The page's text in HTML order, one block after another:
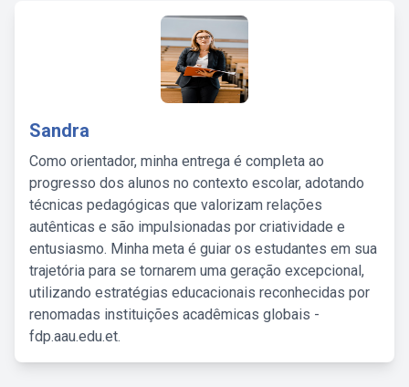
Sandra
Como orientador, minha entrega é completa ao
progresso dos alunos no contexto escolar, adotando
técnicas pedagógicas que valorizam relações
autênticas e são impulsionadas por criatividade e
entusiasmo. Minha meta é guiar os estudantes em sua
trajetória para se tornarem uma geração excepcional,
utilizando estratégias educacionais reconhecidas por
renomadas instituições acadêmicas globais -
fdp.aau.edu.et.